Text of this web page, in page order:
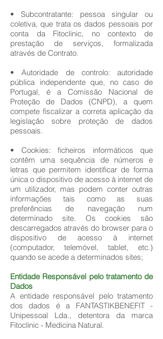
• Subcontratante: pessoa singular ou
coletiva, que trata os dados pessoais por
conta da Fitoclinic, no contexto de
prestação de serviços, formalizada
através de Contrato.
• Autoridade de controlo: autoridade
pública independente que, no caso de
Portugal, é a Comissão Nacional de
Proteção de Dados (CNPD), a quem
compete fiscalizar a correta aplicação da
legislação sobre proteção de dados
pessoais.
• Cookies: ficheiros informáticos que
contêm uma sequência de números e
letras que permitem identificar de forma
única o dispositivo de acesso à internet de
um utilizador, mas podem conter outras
informações tais como as suas
preferências de navegação num
determinado site. Os cookies são
descarregados através do browser para o
dispositivo de acesso à internet
(computador, telemóvel, tablet, etc.)
quando se acede a determinados sites;
Entidade Responsável pelo tratamento de
Dados
A entidade responsável pelo tratamento
dos dados é a FANTASTIKBENEFIT -
Unipessoal Lda., detentora da marca
Fitoclinic - Medicina Natural.